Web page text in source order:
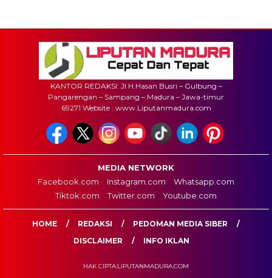
KANTOR REDAKSI: Jl H.Hasan Busri – Gulbung –
Pangarengan – Sampang – Madura – Jawa-timur
69271 Website : www.Liputanmadura.com
MEDIA NETWORK
Facebook.com
Instagram.com
Whatsapp.com
Tiktok.com
Twitter.com Youtube.com
HOME REDAKSI
PEDOMAN MEDIA SIBER
DISCLAIMER
INFO IKLAN
HAK CIPTA:LIPUTANMADURA.COM